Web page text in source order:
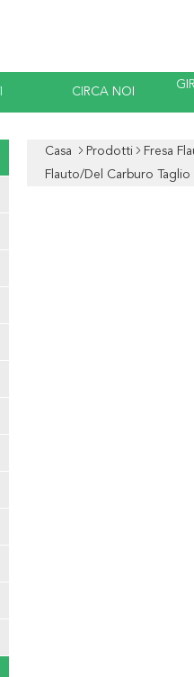
CIRCA NOI
Casa Prodotti Fresa
Flauto/del Carburo Taglio